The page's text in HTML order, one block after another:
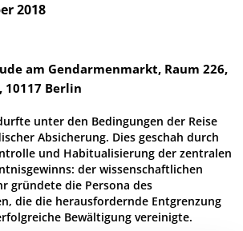
2018
am Gendarmenmarkt, Raum 226,
10117 Berlin
unter den Bedingungen der Reise
Absicherung. Dies geschah durch
und Habitualisierung der zentralen
der wissenschaftlichen
gründete die Persona des
die die herausfordernde Entgrenzung
Bewältigung vereinigte.